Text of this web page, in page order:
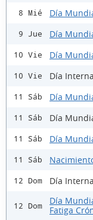
8 Mié Día
9 Jue Día
10 Vie Día
10 Vie Día
11 Sáb Día
11 Sáb Día
11 Sáb Día
11 Sáb
12 Dom Día
12 Dom
Día
Fatiga